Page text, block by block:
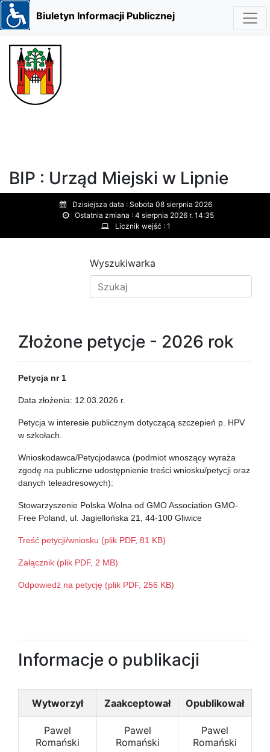
Biuletyn Informacji Publicznej
BIP : Urząd Miejski w Lipnie
Dzisiejsza data : Sobota 08 sierpnia 2026
Ostatnia zmiana : 4 sierpnia 2026 r. 14:35
Licznik wejść : 1
Wyszukiwarka
Złożone petycje - 2026 rok
Petycja nr 1
Data złożenia: 12.03.2026 r.
Petycja w interesie publicznym dotyczącą szczepień p. HPV
w szkołach.
Wnioskodawca/Petycjodawca (podmiot wnoszący wyraża
zgodę na publiczne udostępnienie treści wniosku/petycji oraz
danych teleadresowych):
Stowarzyszenie Polska Wolna od GMO Association GMO-
Free Poland, ul. Jagiellońska 21, 44-100 Gliwice
Treść petycji/wniosku (plik PDF, 81 KB)
Załącznik (plik PDF, 2 MB)
Odpowiedź na petycję (plik PDF, 256 KB)
Informacje o publikacji
Wytworzył Zaakceptował Opublikował
Pawel
Romański
Pawel
Romański
Pawel
Romański